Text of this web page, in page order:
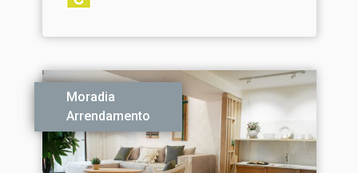
Moradia
Arrendamento